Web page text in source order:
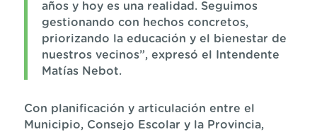
años y hoy es una realidad. Seguimos
gestionando con hechos concretos,
priorizando la educación y el bienestar de
nuestros vecinos”, expresó el Intendente
Matías Nebot.
Con planificación y articulación entre el
Municipio, Consejo Escolar y la Provincia,